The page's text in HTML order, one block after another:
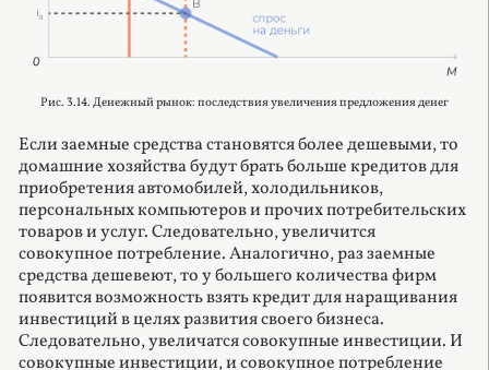
Рис. 3.14. Денежный рынок: последствия увеличения предложения денег
Если заемные средства становятся более дешевыми, то
домашние хозяйства будут брать больше кредитов для
приобретения автомобилей, холодильников,
персональных компьютеров и прочих потребительских
товаров и услуг. Следовательно, увеличится
совокупное потребление. Аналогично, раз заемные
средства дешевеют, то у большего количества фирм
появится возможность взять кредит для наращивания
инвестиций в целях развития своего бизнеса.
Следовательно, увеличатся совокупные инвестиции. И
совокупные инвестиции, и совокупное потребление